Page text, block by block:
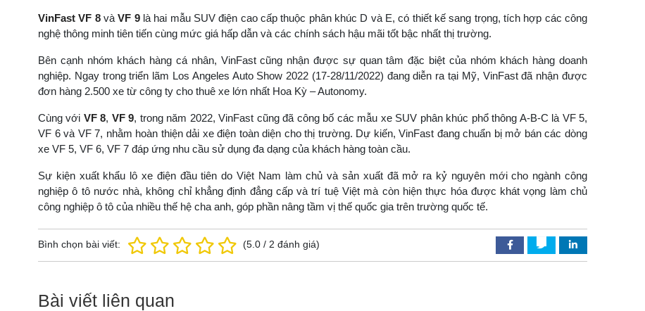
VinFast VF 8 vàVF 9là hai mẫu SUV điện cao cấp thuộc phân khúc D và E, có thiết kế sang trọng, tích hợp các công
nghệ thông minh tiên tiến cùng mức giá hấp dẫn và các chính sách hậu mãi tốt bậc nhất thị trường.
Bên cạnh nhóm khách hàng cá nhân, VinFast cũng nhận được sự quan tâm đặc biệt của nhóm khách hàng doanh
nghiệp. Ngay trong triển lãm Los Angeles Auto Show 2022 (17-28/11/2022) đang diễn ra tại Mỹ, VinFast đã nhận được
đơn hàng 2.500 xe từ công ty cho thuê xe lớn nhất Hoa Kỳ – Autonomy.
Cùng với VF 8, VF 9, trong năm 2022, VinFast cũng đã công bố các mẫu xe SUV phân khúc phổ thông A-B-C là VF 5,
VF 6 và VF 7, nhằm hoàn thiện dải xe điện toàn diện cho thị trường. Dự kiến, VinFast đang chuẩn bị mở bán các dòng
xe VF 5, VF 6, VF 7 đáp ứng nhu cầu sử dụng đa dạng của khách hàng toàn cầu.
Sự kiện xuất khẩu lô xe điện đầu tiên do Việt Nam làm chủ và sản xuất đã mở ra kỷ nguyên mới cho ngành công
nghiệp ô tô nước nhà, không chỉ khẳng định đẳng cấp và trí tuệ Việt mà còn hiện thực hóa được khát vọng làm chủ
công nghiệp ô tô của nhiều thế hệ cha anh, góp phần nâng tầm vị thế quốc gia trên trường quốc tế.
Bình chọn bài viết: (5.0 / 2 đánh giá)
Bài viết liên quan